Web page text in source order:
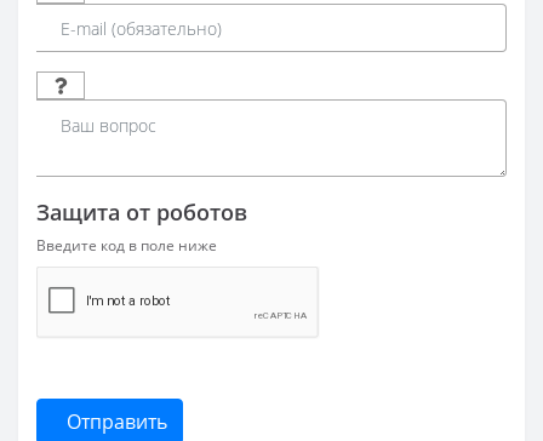
Защита от роботов
Введите код в поле ниже
Отправить